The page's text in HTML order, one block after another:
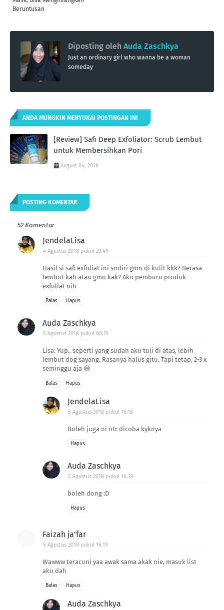
Beruntusan
Diposting oleh Auda Zaschkya
Just an ordinary girl who wanna be a woman
someday
ANDA MUNGKIN MENYUKAI POSTINGAN INI
[Review] Safi Deep Exfoliator: Scrub Lembut
untuk Membersihkan Pori
August 04, 2018
POSTING KOMENTAR
52 Komentar
JendelaLisa
4 Agustus 2018 pukul 23.49
Hasil si safi exfoliat ini sndiri gmn di kulit kkk? Berasa
lembut kah atau gmn kak? Aku pemburu produk
exfoliat nih
Balas Hapus
Auda Zaschkya
5 Agustus 2018 pukul 00.19
Lisa: Yup.. seperti yang sudah aku tuli di atas, lebih
lembut dog sayang. Rasanya halus gitu. Tapi tetap, 2-3 x
seminggu aja 😄
Balas Hapus
JendelaLisa
5 Agustus 2018 pukul 16.18
Boleh juga ni ntr dicoba kyknya
Hapus
Auda Zaschkya
5 Agustus 2018 pukul 16.33
boleh dong :D
Hapus
Faizah ja'far
5 Agustus 2018 pukul 16.19
Wawww teracuni yaa awak sama akak nie, masuk list
aku dah
Balas Hapus
Auda Zaschkya